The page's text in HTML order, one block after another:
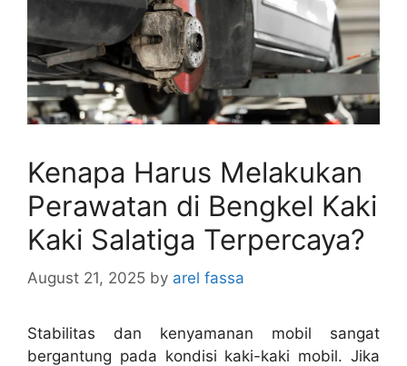
Kenapa Harus Melakukan
Perawatan di Bengkel Kaki
Kaki Salatiga Terpercaya?
August 21, 2025 by arel fassa
Stabilitas dan kenyamanan mobil sangat
bergantung pada kondisi kaki-kaki mobil. Jika